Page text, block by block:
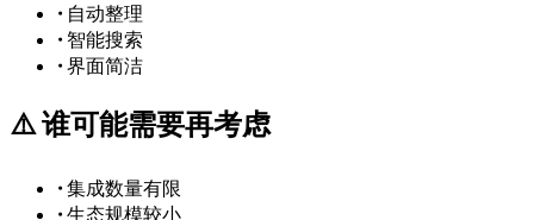
• 自动整理
• 智能搜索
•界面简洁
⚠️谁可能需要再考虑
•集成数量有限
•生态规模较小